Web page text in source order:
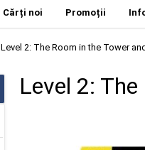
Cărți noi Promoții
Level 2: The Room in the Tower
Level 2: